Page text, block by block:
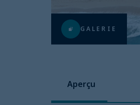
GALERIE
Aperçu